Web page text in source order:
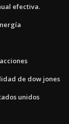
efectiva.
de dow jones
unidos